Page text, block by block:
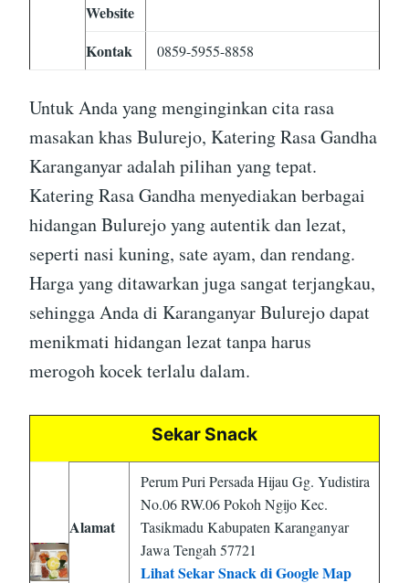
Website
Kontak
0859-5955-8858
Untuk Anda yang menginginkan cita rasa
masakan khas Bulurejo, Katering Rasa Gandha
Karanganyar adalah pilihan yang tepat.
Katering Rasa Gandha menyediakan berbagai
hidangan Bulurejo yang autentik dan lezat,
seperti nasi kuning, sate ayam, dan rendang.
Harga yang ditawarkan juga sangat terjangkau,
sehingga Anda di Karanganyar Bulurejo dapat
menikmati hidangan lezat tanpa harus
merogoh kocek terlalu dalam.
Sekar Snack
Alamat
Perum Puri Persada Hijau Gg. Yudistira
No.06 RW.06 Pokoh Ngijo Kec.
Tasikmadu Kabupaten Karanganyar
Jawa Tengah 57721
Lihat Sekar Snack di Google Map